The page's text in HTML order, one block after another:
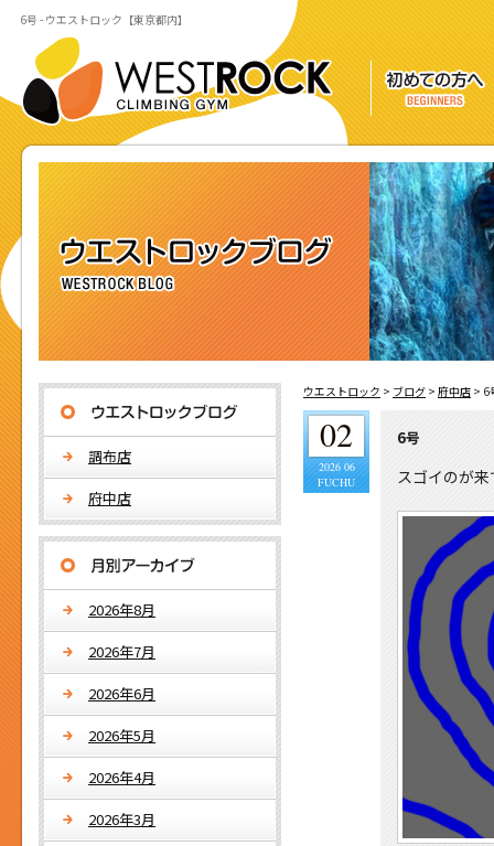
6号 - ウエストロック【東京都内】
ウエストロック > ブログ > 府中店 > 6
02
2026 06
FUCHU
6号
スゴイのが
調布店
府中店
2026年8月
2026年7月
2026年6月
2026年5月
2026年4月
2026年3月